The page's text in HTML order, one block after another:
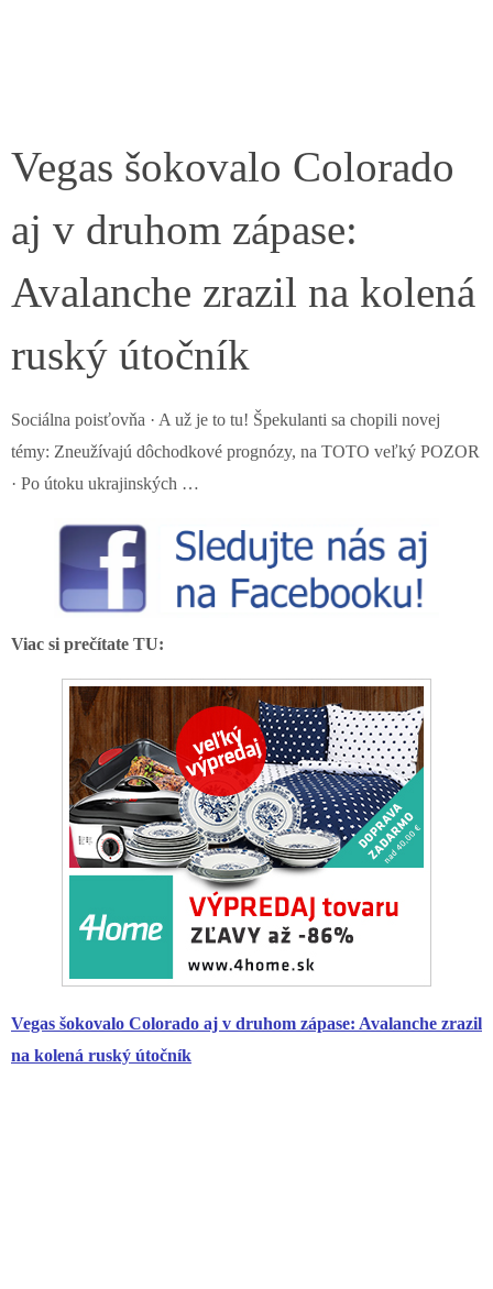
Vegas šokovalo Colorado
aj v druhom zápase:
Avalanche zrazil na kolená
ruský útočník
Sociálna poisťovňa · A už je to tu! Špekulanti sa chopili novej
témy: Zneužívajú dôchodkové prognózy, na TOTO veľký POZOR
· Po útoku ukrajinských …
Viac si prečítate TU:
Vegas šokovalo Colorado aj v druhom zápase: Avalanche zrazil
na kolená ruský útočník